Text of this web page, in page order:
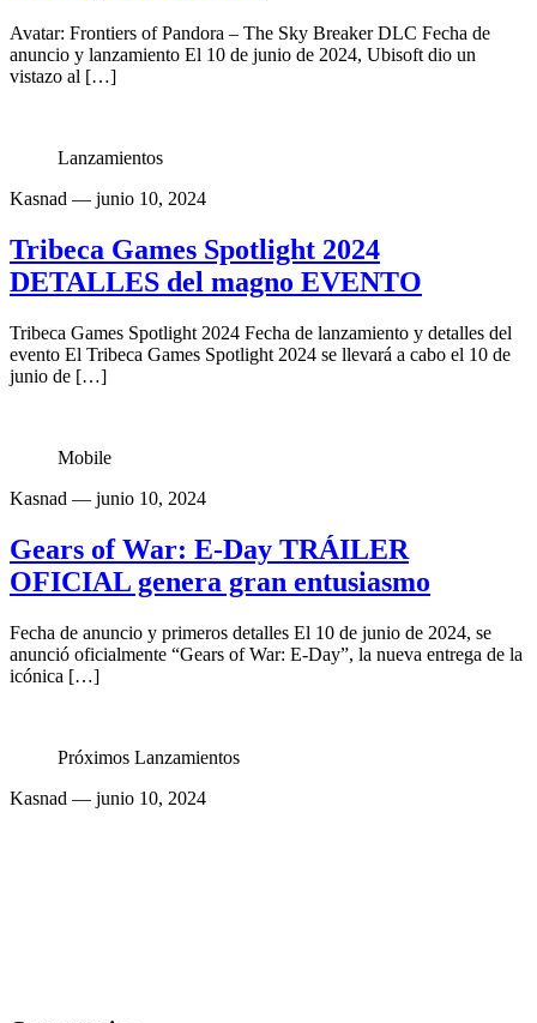
Avatar: Frontiers of Pandora – The Sky Breaker DLC Fecha de
anuncio y lanzamiento El 10 de junio de 2024, Ubisoft dio un
vistazo al […]
Lanzamientos
Kasnad — junio 10, 2024
Tribeca Games Spotlight 2024
DETALLES del magno EVENTO
Tribeca Games Spotlight 2024 Fecha de lanzamiento y detalles del
evento El Tribeca Games Spotlight 2024 se llevará a cabo el 10 de
junio de […]
Mobile
Kasnad — junio 10, 2024
Gears of War: E-Day TRÁILER
OFICIAL genera gran entusiasmo
Fecha de anuncio y primeros detalles El 10 de junio de 2024, se
anunció oficialmente “Gears of War: E-Day”, la nueva entrega de la
icónica […]
Próximos Lanzamientos
Kasnad — junio 10, 2024